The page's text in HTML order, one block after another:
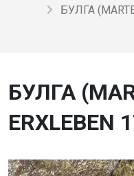
БУЛГА
БУЛГА
ERXLEBEN